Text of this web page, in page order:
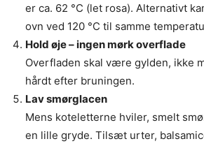
er ca. 62 °C (let rosa). Alternativt
ovn ved 120 °C til samme
Hold øje – ingen mørk overflade
Overfladen skal være gylden, ikke
hårdt efter bruningen.
Lav smørglacen
Mens koteletterne hviler, smelt
en lille gryde. Tilsæt urter,